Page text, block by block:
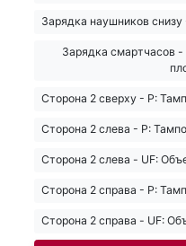
Зарядка наушников
Зарядка смартчасов
Сторона 2 сверху - Р:
Сторона 2 слева - Р:
Сторона 2 слева - UF:
Сторона 2 справа - Р:
Сторона 2 справа - UF: